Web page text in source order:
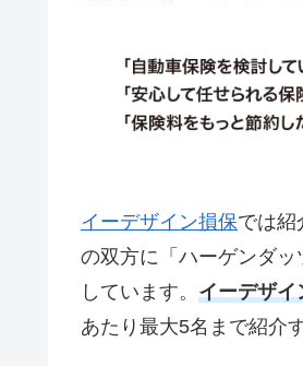
イーデザイン損保では紹
の双方に「ハーゲンダ
しています。 イーデザイ
あたり最大5名まで紹介